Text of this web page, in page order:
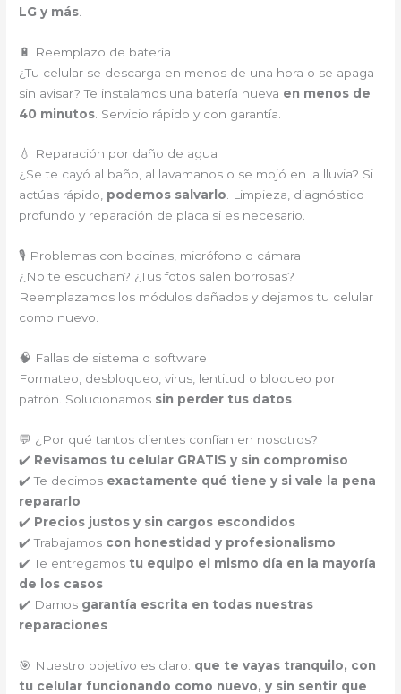
LG y más
🔋 Reemplazo de batería
¿Tu celular se descarga en menos de una hora o se apaga
sin avisar? Te instalamos una batería nueva en menos de
40 minutos . Servicio rápido y con garantía.
💧 Reparación por daño de agua
¿Se te cayó al baño, al lavamanos o se mojó en la lluvia? Si
actúas rápido, podemos salvarlo. Limpieza, diagnóstico
profundo y reparación de placa si es necesario.
🎙️ Problemas con bocinas, micrófono o cámara
¿No te escuchan? ¿Tus fotos salen borrosas?
Reemplazamos los módulos dañados y dejamos tu celular
como nuevo.
🧠 Fallas de sistema o software
Formateo, desbloqueo, virus, lentitud o bloqueo por
patrón. Solucionamos sin perder tus datos
💬 ¿Por qué tantos clientes confían en nosotros?
✔️ Revisamos tu celular GRATIS y sin compromiso
✔️ Te decimos exactamente qué tiene y si vale la pena
repararlo
✔️ Precios justos y sin cargos escondidos
✔️ Trabajamos con honestidad y profesionalismo
✔️ Te entregamos tu equipo el mismo día en la mayoría
de los casos
✔️ Damos garantía escrita en todas nuestras
reparaciones
🎯 Nuestro objetivo es claro: que te vayas tranquilo, con
tu celular funcionando como nuevo, y sin sentir que